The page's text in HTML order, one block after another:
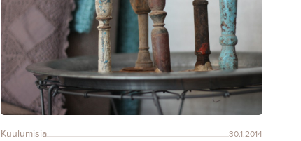
Kuulumisia 30.1.2014